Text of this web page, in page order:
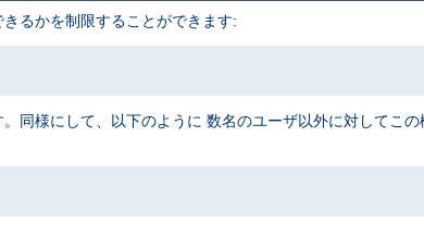
るかを制限することができます:
同様にして、以下のように 数名のユーザ以外に対してこの